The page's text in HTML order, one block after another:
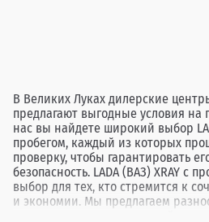
В Великих Луках дилерские
предлагают выгодные условия на
нас вы найдете широкий выбор
пробегом, каждый из которых
проверку, чтобы гарантировать
безопасность. LADA (ВАЗ) XRAY с
выбор для тех, кто стремится к
и экономии. Мы предлагаем